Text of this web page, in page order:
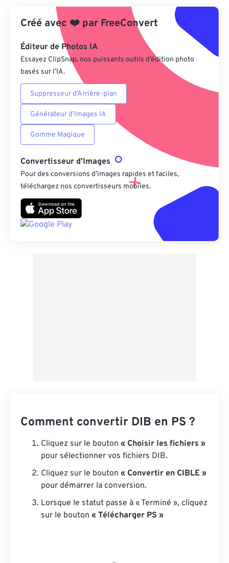
Appliquer à partir du préréglage
Enregistrer comme préréglage
Créé avec ❤️ par FreeConvert
Éditeur de Photos IA
Essayez ClipSnap, nos puissants outils d’édition photo
basés sur l’IA.
Suppresseur d’Arrière-plan
Générateur d’Images IA
Gomme Magique
Convertisseur d’Images
Pour des conversions d’images rapides et faciles,
téléchargez nos convertisseurs mobiles.
Comment convertir DIB en PS ?
Cliquez sur le bouton « Choisir les fichiers »
pour sélectionner vos fichiers DIB.
Cliquez sur le bouton « Convertir en CIBLE »
pour démarrer la conversion.
Lorsque le statut passe à « Terminé », cliquez
sur le bouton « Télécharger PS »